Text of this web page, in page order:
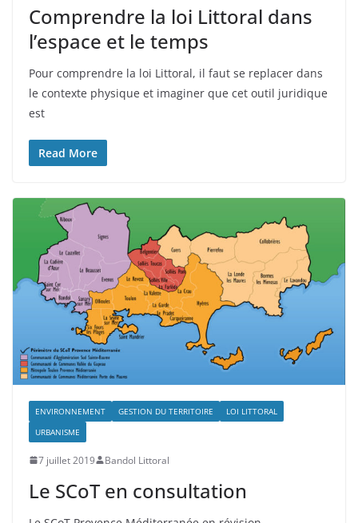
Comprendre la loi Littoral dans
l’espace et le temps
Pour comprendre la loi Littoral, il faut se replacer dans
le contexte physique et imaginer que cet outil juridique
est
Read More
ENVIRONNEMENT GESTION DU TERRITOIRE
LOI LITTORAL
URBANISME
7 juillet 2019 Bandol Littoral
Le SCoT en consultation